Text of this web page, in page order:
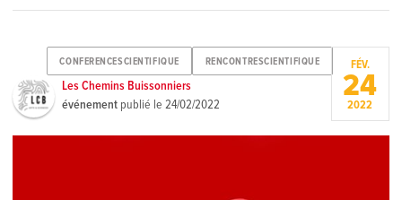
CONFERENCESCIENTIFIQUE RENCONTRESCIENTIFIQUE
Les Chemins Buissonniers
événement publié le24/02/2022
FÉV.
24
2022